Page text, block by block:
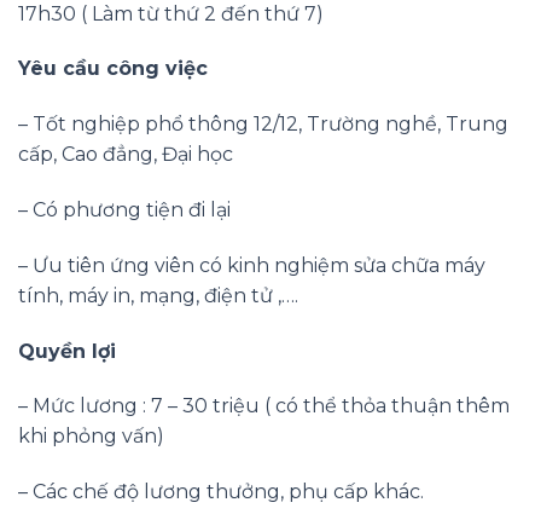
17h30 ( Làm từ thứ 2 đến thứ 7)
Yêu cầu công việc
– Tốt nghiệp phổ thông 12/12, Trường nghề, Trung
cấp, Cao đẳng, Đại học
– Có phương tiện đi lại
– Ưu tiên ứng viên có kinh nghiệm sửa chữa máy
tính, máy in, mạng, điện tử ,….
Quyền lợi
– Mức lương : 7 – 30 triệu ( có thể thỏa thuận thêm
khi phỏng vấn)
– Các chế độ lương thưởng, phụ cấp khác.